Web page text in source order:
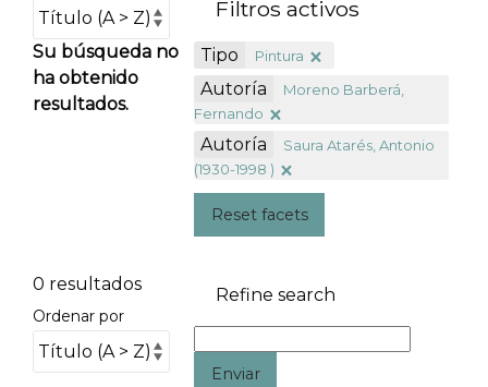
Su búsqueda no
ha obtenido
resultados.
0 resultados
Ordenar por
Filtros activos
Tipo Pintura
Autoría
Moreno Barberá,
Fernando
Autoría
Saura Atarés, Antonio
(1930-1998 )
Reset facets
Refine search
Enviar